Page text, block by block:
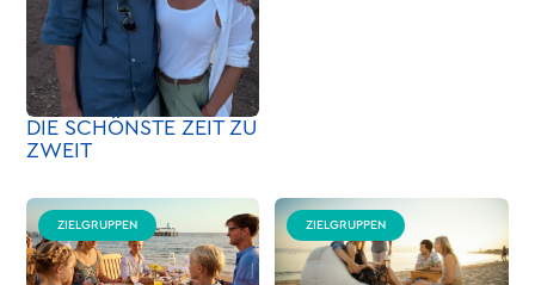
DIE SCHÖNSTE ZEIT ZU
ZWEIT
ZIELGRUPPEN ZIELGRUPPEN